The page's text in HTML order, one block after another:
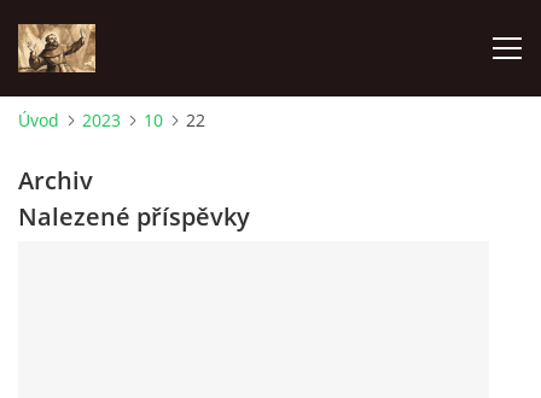
KONTAKTY
Úvod 2023 10 22
Archiv
Nalezené příspěvky